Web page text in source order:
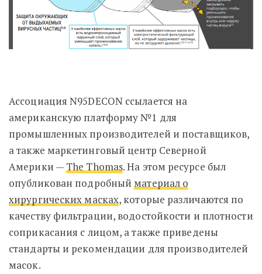
Ассоциация N95DECON ссылается на
американскую платформу №1 для
промышленных производителей и поставщиков,
а также маркетинговый центр Северной
Америки — The Thomas. На этом ресурсе был
опубликован подробный материал о
хирургических масках, которые различаются по
качеству фильтрации, водостойкости и плотности
соприкасания с лицом, а также приведены
стандарты и рекомендации для производителей
масок.